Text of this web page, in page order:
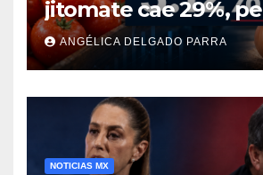
jitomate cae 29%,
cebolla y vuelos se
encarecen
ANGÉLICA DELGADO PARRA
NOTICIAS MX